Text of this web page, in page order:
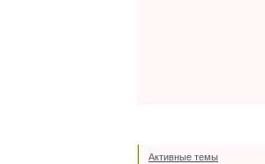
Активные темы